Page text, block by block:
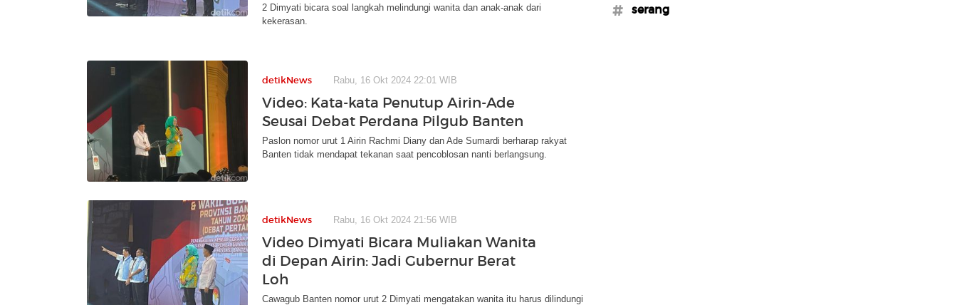
2 Dimyati bicara soal langkah melindungi wanita dan anak-anak dari
kekerasan.
detikNews Rabu, 16 Okt 2024 22:01 WIB
Video: Kata-kata Penutup Airin-Ade
Seusai Debat Perdana Pilgub Banten
Paslon nomor urut 1 Airin Rachmi Diany dan Ade Sumardi berharap rakyat
Banten tidak mendapat tekanan saat pencoblosan nanti berlangsung.
detikNews Rabu, 16 Okt 2024 21:56 WIB
Video Dimyati Bicara Muliakan Wanita
di Depan Airin: Jadi Gubernur Berat
Loh
Cawagub Banten nomor urut 2 Dimyati mengatakan wanita itu harus dilindungi
#serang